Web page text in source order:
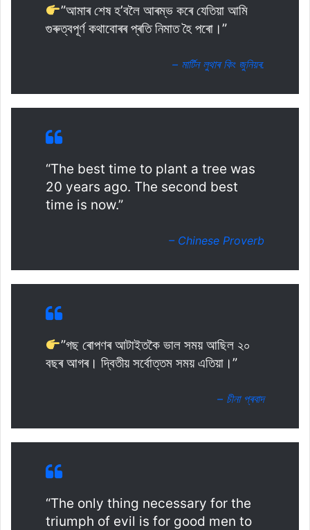
”আমাৰ শেষ হ’বলৈ আৰম্ভ কৰে যেতিয়া আমি
গুৰুত্বপূৰ্ণ কথাবোৰৰ প্ৰতি নিমাত হৈ পৰো।”
– মাৰ্টিন লুথাৰ কিং জুনিয়ৰ.
“The best time to plant a tree was
20 years ago. The second best
time is now.”
– Chinese Proverb
”গছ ৰোপণৰ আটাইতকৈ ভাল সময় আছিল ২০
বছৰ আগৰ। দ্বিতীয় সৰ্বোত্তম সময় এতিয়া।”
– চীনা প্ৰবাদ
“The only thing necessary for the
triumph of evil is for good men to